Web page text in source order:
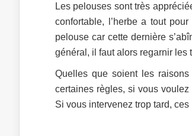
Les pelouses sont très
confortable, l’herbe a tout
pelouse car cette dernière
général, il faut alors regarnir les
Quelles que soient les
certaines règles, si vous
Si vous intervenez trop tard,